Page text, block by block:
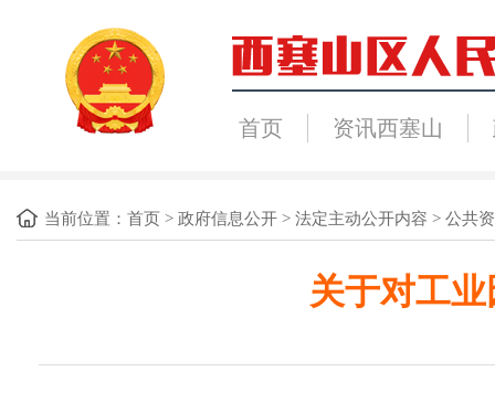
首页 资讯西塞山
当前位置： 首页 > 政府信息公开 > 法定主动公开内容 > 公共
关于对工